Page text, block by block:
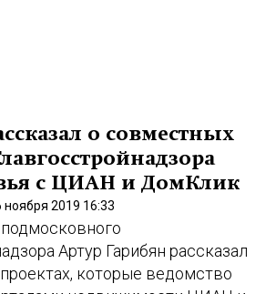
о совместных
с ЦИАН и ДомКлик
ноября 2019 16:33
Артур Гарибян рассказал
которые ведомство